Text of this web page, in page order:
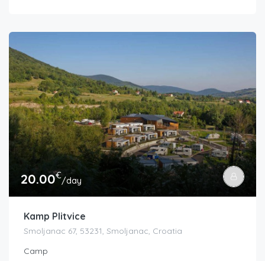
20.00€/day
Kamp Plitvice
Smoljanac 67, 53231, Smoljanac, Croatia
Camp